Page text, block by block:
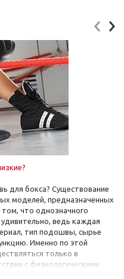
для бокса? Существование
моделей, предназначенных
что однозначного
ведь каждая
тип подошвы, сырье
Именно по этой
только в
с физиологическими